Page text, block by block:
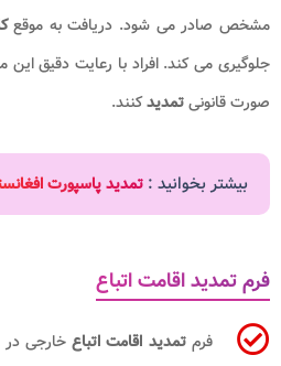
مشخص صادر می شود. دریافت به موقع
جلوگیری می کند. افراد با رعایت دقیق این
صورت قانونیتمدیدکنند.
بیشتر بخوانید : تمدید پاسپورت
فرم تمدید اقامت اتباع
فرمتمدید اقامت اتباعخارجی در